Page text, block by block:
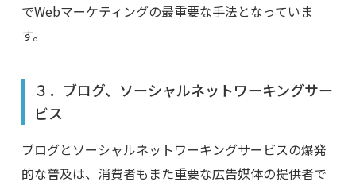
でWebマーケティングの最重要な手法となっていま
す。
３．ブログ、ソーシャルネットワーキングサー
ビス
ブログとソーシャルネットワーキングサービスの爆発
的な普及は、消費者もまた重要な広告媒体の提供者で